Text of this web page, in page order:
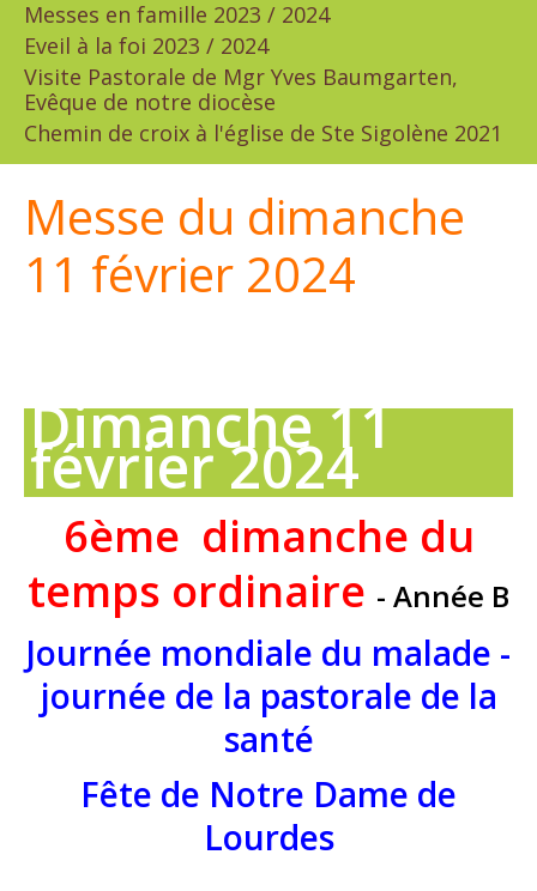
Messes en famille 2023 / 2024
Eveil à la foi 2023 / 2024
Visite Pastorale de Mgr Yves Baumgarten,
Evêque de notre diocèse
Chemin de croix à l'église de Ste Sigolène 2021
Messe du dimanche
11 février 2024
Dimanche 11
février 2024
6ème dimanche du
temps ordinaire - Année B
Journée mondiale du malade -
journée de la pastorale de la
santé
Fête de Notre Dame de
Lourdes